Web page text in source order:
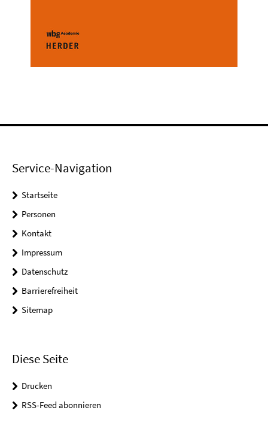
Service-Navigation
Startseite
Personen
Kontakt
Impressum
Datenschutz
Barrierefreiheit
Sitemap
Diese Seite
Drucken
RSS-Feed abonnieren